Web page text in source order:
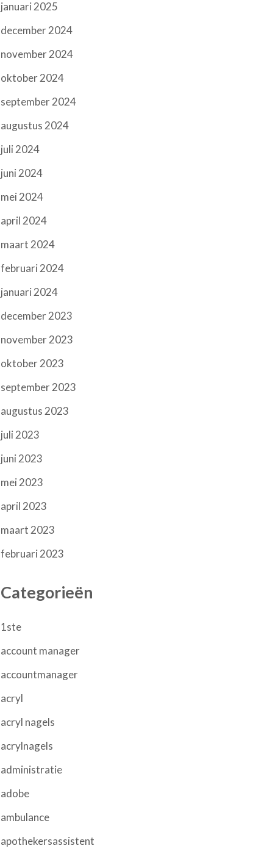
januari 2025
december 2024
november 2024
oktober 2024
september 2024
augustus 2024
juli 2024
juni 2024
mei 2024
april 2024
maart 2024
februari 2024
januari 2024
december 2023
november 2023
oktober 2023
september 2023
augustus 2023
juli 2023
juni 2023
mei 2023
april 2023
maart 2023
februari 2023
Categorieën
1ste
account manager
accountmanager
acryl
acryl nagels
acrylnagels
administratie
adobe
ambulance
apothekersassistent